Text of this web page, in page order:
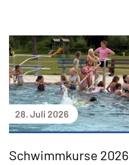
28. Juli 2026
Schwimmkurse 2026